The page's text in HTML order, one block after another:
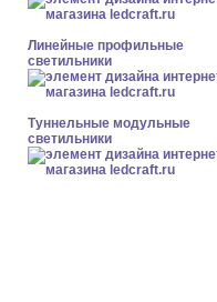
Линейные профильные
светильники
Туннельные модульные
светильники